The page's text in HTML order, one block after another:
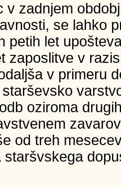
v zadnjem
se lahko
petih let
zaposlitve v
v primeru
oziroma
od treh
staršvskega